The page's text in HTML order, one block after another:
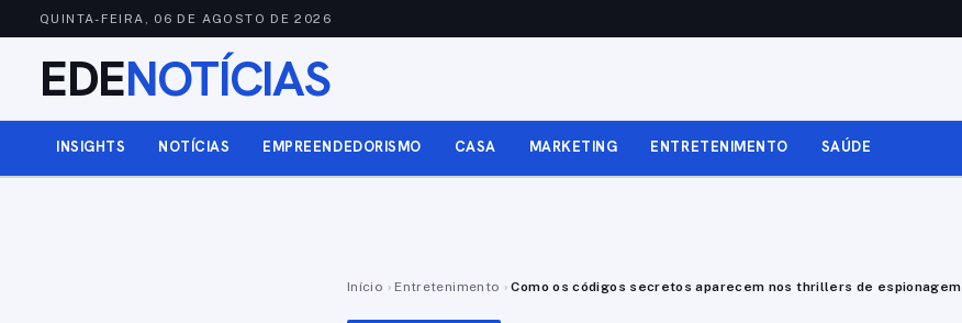
QUINTA-FEIRA, 06 DE AGOSTO DE 2026
EDENOTÍCIAS
INSIGHTS NOTÍCIAS EMPREENDEDORISMO CASA MARKETING ENTRETENIMENTO SAÚDE
Início › Entretenimento › Como os códigos secretos aparecem nos thrillers de espionagem